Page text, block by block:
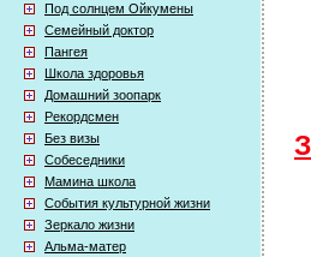
Под солнцем Ойкумены
Семейный доктор
Пангея
Школа здоровья
Домашний зоопарк
Рекордсмен
Без визы
Собеседники
Мамина школа
События культурной жизни
Зеркало жизни
Альма-матер